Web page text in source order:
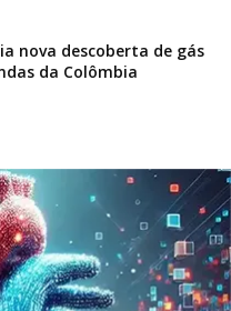
nova descoberta de gás
da Colômbia